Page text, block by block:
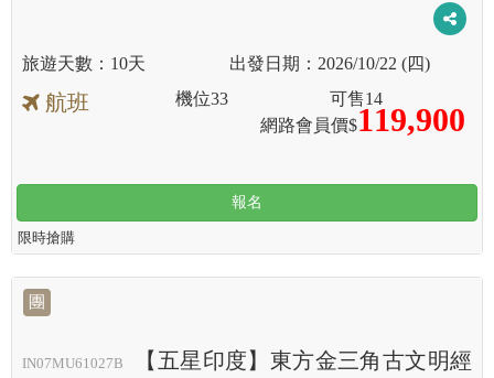
10天 2026/10/22 (四)
航班
網路會員價$119,900
機位33 可售14
報名
限時搶購
團
IN07MU61027B
【五星印度】東方金三角古文明經